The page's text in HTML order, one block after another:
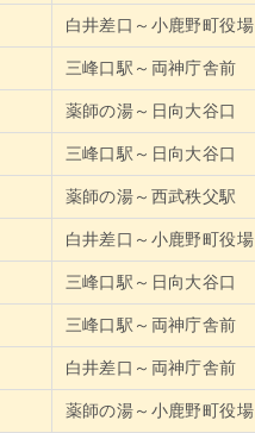
白井差口～小鹿野町役場
三峰口駅～両神庁舎前
薬師の湯～日向大谷口
三峰口駅～日向大谷口
薬師の湯～西武秩父駅
白井差口～小鹿野町役場
三峰口駅～日向大谷口
三峰口駅～両神庁舎前
白井差口～両神庁舎前
薬師の湯～小鹿野町役場